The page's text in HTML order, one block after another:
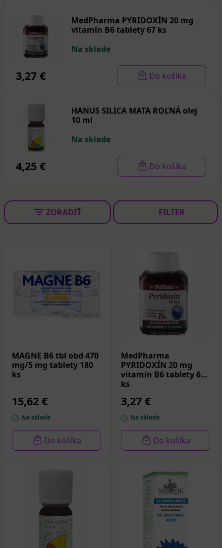
MedPharma PYRIDOXÍN 20 mg
vitamín B6 tablety 67 ks
Na sklade
3,27 € Do košíka
HANUS SILICA MATA ROĽNÁ olej
10 ml
Na sklade
4,25 € Do košíka
ZORADIŤ FILTER
MAGNE B6 tbl obd 470
mg/5 mg tablety 180
ks
15,62 €
Na sklade
Do košíka
MedPharma
PYRIDOXÍN 20 mg
vitamín B6 tablety 67
ks
3,27 €
Na sklade
Do košíka